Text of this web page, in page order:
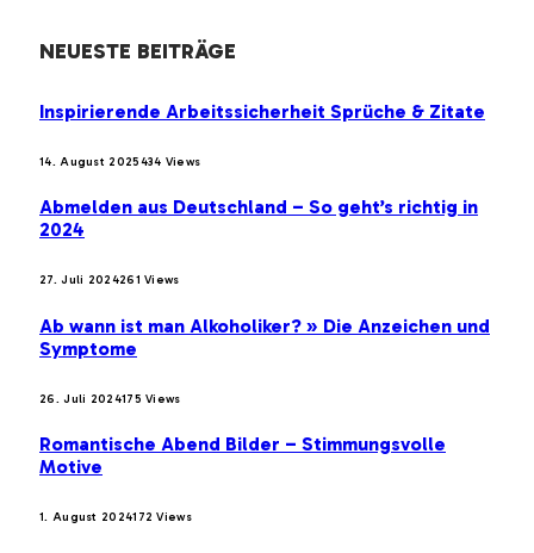
NEUESTE BEITRÄGE
Inspirierende Arbeitssicherheit Sprüche & Zitate
14. August 2025434 Views
Abmelden aus Deutschland – So geht’s richtig in
2024
27. Juli 2024261Views
Ab wann ist man Alkoholiker? » Die Anzeichen und
Symptome
26. Juli 2024175Views
Romantische Abend Bilder – Stimmungsvolle
Motive
1. August 2024172Views